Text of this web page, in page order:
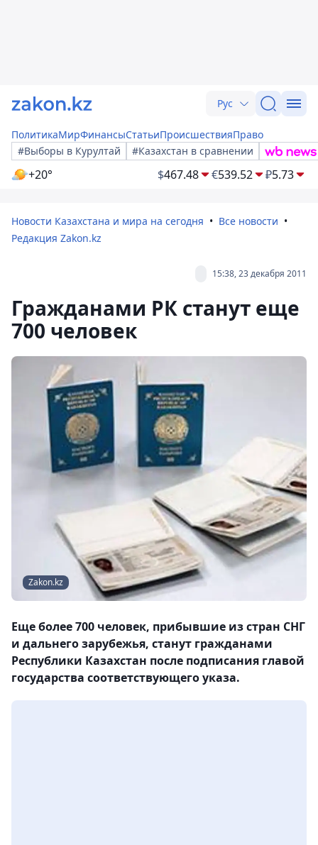
Рус
ПолитикаМирФинансыСтатьиПроисшествияПраво
#Выборы в Курултай
#Казахстан в сравнении
+20° $467.48 €539.52 ₽5.73
Новости Казахстана и мира на сегодня
Все новости
Редакция Zakon.kz
15:38, 23 декабря 2011
Гражданами РК станут еще
700 человек
Zakon.kz
Еще более 700 человек, прибывшие из стран СНГ
и дальнего зарубежья, станут гражданами
Республики Казахстан после подписания главой
государства соответствующего указа.